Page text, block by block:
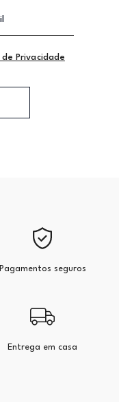
de Privacidade
Pagamentos seguros
Entrega em casa